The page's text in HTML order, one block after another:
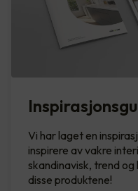
Vi har laget en
inspirere av vakre
skandinavisk, trend og
disse produktene!